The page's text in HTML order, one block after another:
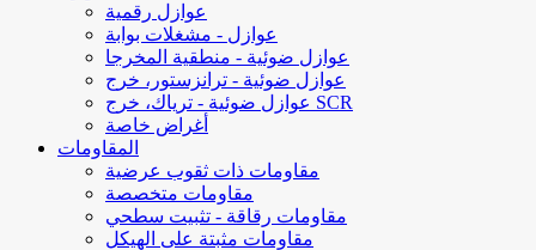
عوازل رقمية
عوازل - مشغلات بوابة
عوازل ضوئية - منطقية المخرجا
عوازل ضوئية - ترانزستور، خرج
عوازل ضوئية - ترياك، خرج SCR
أغراض خاصة
المقاومات
مقاومات ذات ثقوب عرضية
مقاومات متخصصة
مقاومات رقاقة - تثبيت سطحي
مقاومات مثبتة على الهيكل